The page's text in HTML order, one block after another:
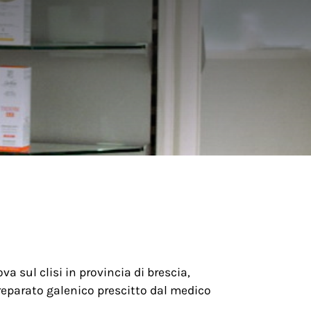
sul clisi in provincia di brescia,
galenico prescitto dal medico